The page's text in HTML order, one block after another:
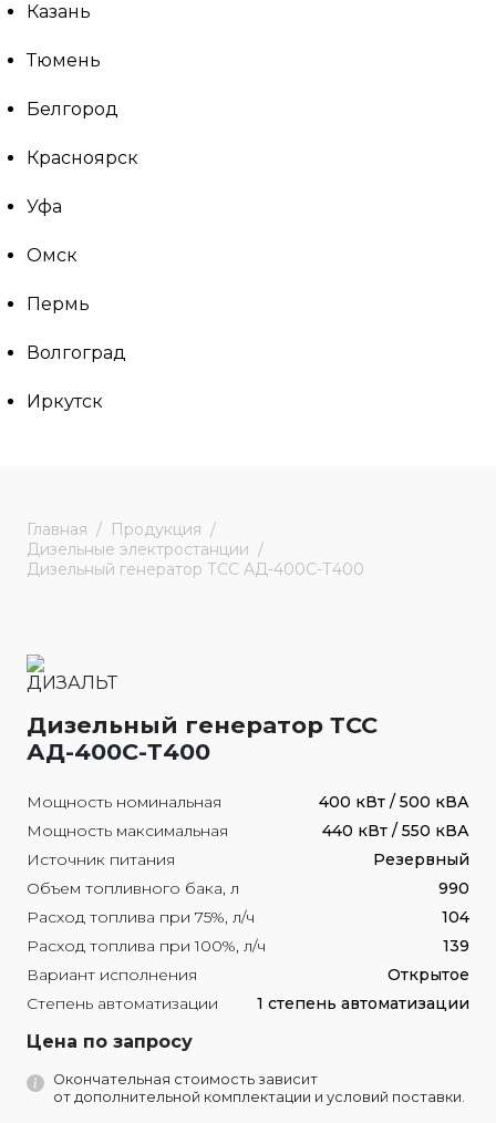
Казань
Тюмень
Белгород
Красноярск
Уфа
Омск
Пермь
Волгоград
Иркутск
Главная
Продукция
Дизельные электростанции
Дизельный генератор ТСС АД-400С-Т400
Дизельный генератор ТСС
АД-400С-Т400
Мощность номинальная
400 кВт / 500 кВА
Мощность максимальная
440 кВт / 550 кВА
Источник питания
Резервный
Объем топливного бака, л
990
Расход топлива при 75%, л/ч
104
Расход топлива при 100%, л/ч
139
Вариант исполнения
Открытое
Степень автоматизации
1 степень автоматизации
Цена по запросу
Окончательная стоимость зависит
от дополнительной комплектации и условий поставки.